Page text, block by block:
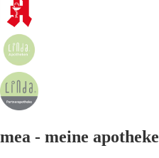
mea - meine apotheke